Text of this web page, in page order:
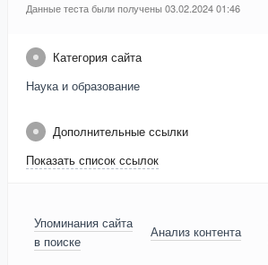
Данные теста были получены 03.02.2024 01:46
Категория сайта
Наука и образование
Дополнительные ссылки
Показать список ссылок
Упоминания сайта
в поиске
Анализ контента